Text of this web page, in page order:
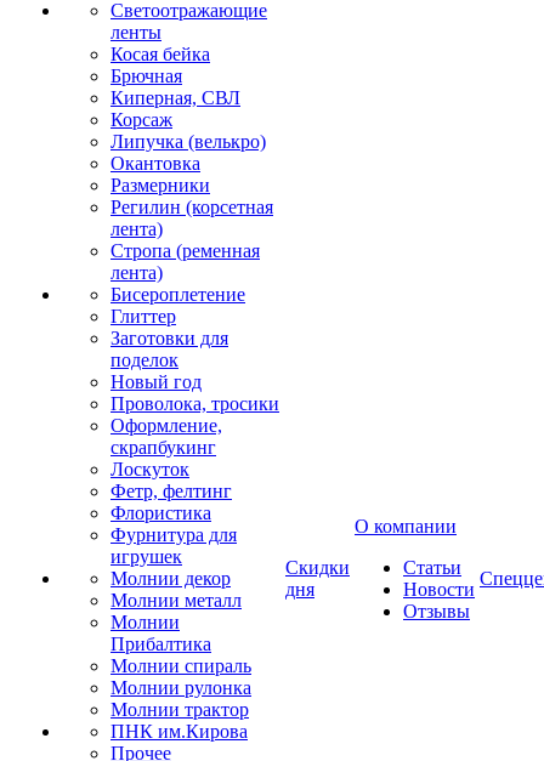
Светоотражающие
ленты
Косая бейка
Брючная
Киперная, СВЛ
Корсаж
Липучка (велькро)
Окантовка
Размерники
Регилин (корсетная
лента)
Стропа (ременная
лента)
Бисероплетение
Глиттер
Заготовки для
поделок
Новый год
Проволока, тросики
Оформление,
скрапбукинг
Лоскуток
Фетр, фелтинг
Флористика
Фурнитура для
игрушек
Молнии декор
Молнии металл
Молнии
Прибалтика
Молнии спираль
Молнии рулонка
Молнии трактор
ПНК им.Кирова
Прочее
Скидки
дня
О компании
Статьи
Новости
Отзывы